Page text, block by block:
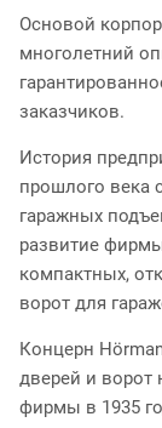
Основой
многолетний
заказчиков.
История
прошлого века
гаражных
развитие
компактных,
ворот для
Концерн
дверей и
фирмы в 1935